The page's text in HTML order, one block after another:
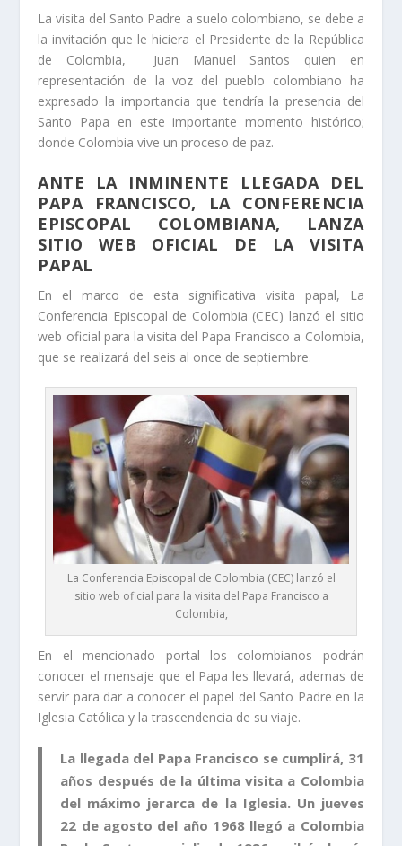
La visita del Santo Padre a suelo colombiano, se debe a
la invitación que le hiciera el Presidente de la República
de Colombia, Juan Manuel Santos quien en
representación de la voz del pueblo colombiano ha
expresado la importancia que tendría la presencia del
Santo Papa en este importante momento histórico;
donde Colombia vive un proceso de paz.
ANTE LA INMINENTE LLEGADA DEL
PAPA FRANCISCO, LA CONFERENCIA
EPISCOPAL COLOMBIANA, LANZA
SITIO WEB OFICIAL DE LA VISITA
PAPAL
En el marco de esta significativa visita papal, La
Conferencia Episcopal de Colombia (CEC) lanzó el sitio
web oficial para la visita del Papa Francisco a Colombia,
que se realizará del seis al once de septiembre.
La Conferencia Episcopal de Colombia (CEC) lanzó el
sitio web oficial para la visita del Papa Francisco a
Colombia,
En el mencionado portal los colombianos podrán
conocer el mensaje que el Papa les llevará, ademas de
servir para dar a conocer el papel del Santo Padre en la
Iglesia Católica y la trascendencia de su viaje.
La llegada del Papa Francisco se cumplirá, 31
años después de la última visita a Colombia
del máximo jerarca de la Iglesia. Un jueves
22 de agosto del año 1968 llegó a Colombia